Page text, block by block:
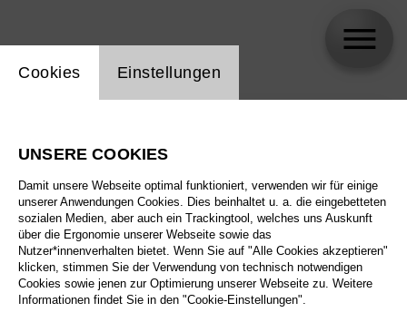
Alle Sparten
Alle Spielstätten
Alle Merkmale
Einstellung Website Cookie
Cookies Einstellungen
UNSERE COOKIES
Damit unsere Webseite optimal funktioniert, verwenden wir für einige
unserer Anwendungen Cookies. Dies beinhaltet u. a. die eingebetteten
sozialen Medien, aber auch ein Trackingtool, welches uns Auskunft
über die Ergonomie unserer Webseite sowie das
Nutzer*innenverhalten bietet. Wenn Sie auf "Alle Cookies akzeptieren"
klicken, stimmen Sie der Verwendung von technisch notwendigen
Cookies sowie jenen zur Optimierung unserer Webseite zu. Weitere
Informationen findet Sie in den "Cookie-Einstellungen".